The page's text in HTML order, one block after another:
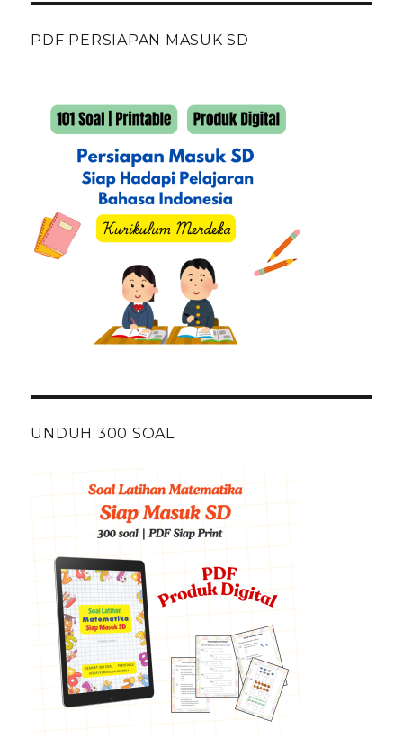
PDF PERSIAPAN MASUK SD
UNDUH 300 SOAL